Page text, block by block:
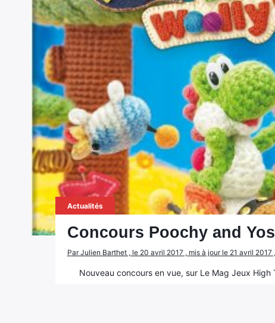
Actualités
Concours Poochy and
Par Julien Barthet , le 20 avril 2017 , mis à jour le 21 avril 2017
Nouveau concours en vue, sur Le Mag Jeux High